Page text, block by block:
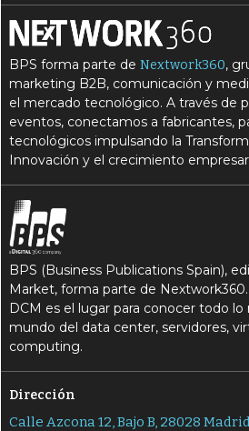
I Inteligencia empresarial
M Minería de datos
M monetización de datos
V Visualización de datos
BPS forma parte deNextwork360,
marketing B2B, comunicación y
el mercado tecnológico. A través de
eventos, conectamos a fabricantes,
tecnológicos impulsando la
Innovación y el crecimiento
BPS (Business Publications Spain),
Market, forma parte de Nextwork360.
DCM es el lugar para conocer todo lo
mundo del data center, servidores,
computing.
Dirección
Calle Azcona 12, Bajo B, 28028 Madrid